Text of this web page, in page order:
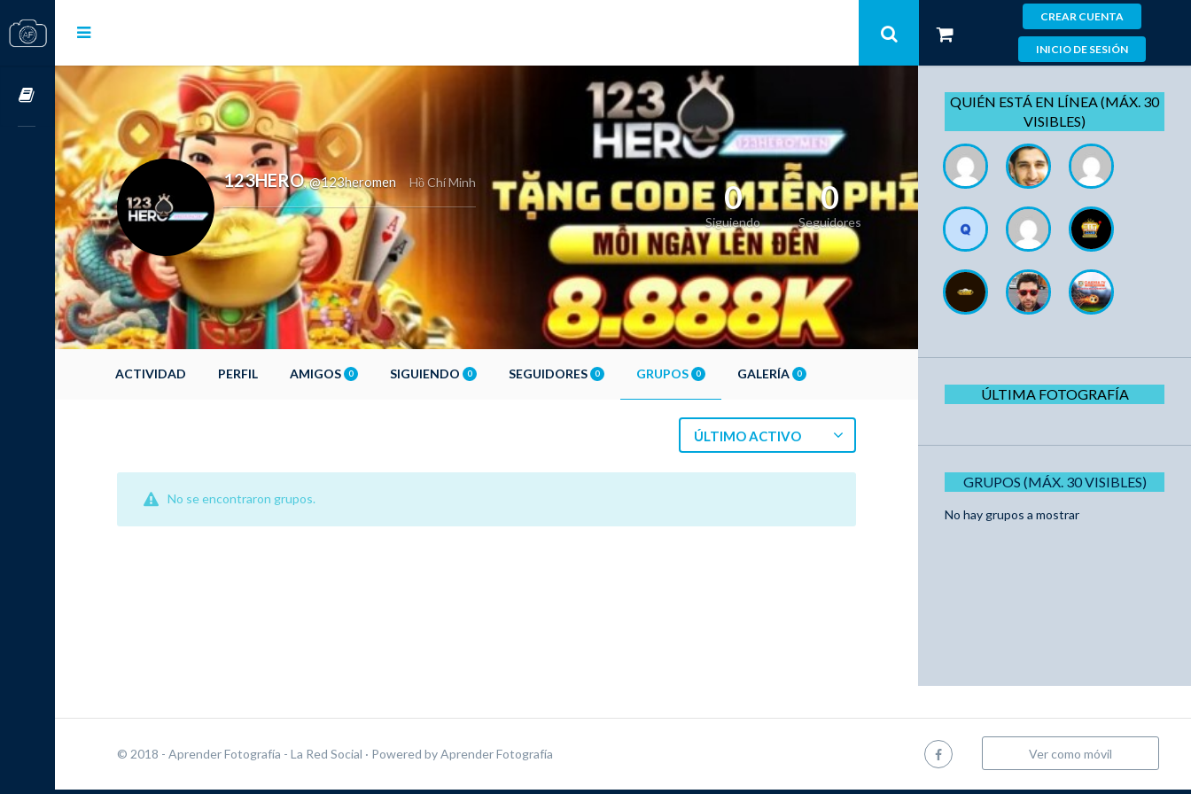
CREAR CUENTA
INICIO DE SESIÓN
Cursos OnLine
123HERO,@123heromen Hồ Chí Minh 0
Siguiendo
0
Seguidores
ACTIVIDAD PERFIL AMIGOS 0 SIGUIENDO 0 SEGUIDORES 0 GRUPOS 0 GALERÍA 0
ÚLTIMO ACTIVO
No se encontraron grupos.
QUIÉN ESTÁ EN LÍNEA (MÁX. 30
VISIBLES)
ÚLTIMA FOTOGRAFÍA
GRUPOS (MÁX. 30 VISIBLES)
No hay grupos a mostrar
© 2018 - Aprender Fotografía - La Red Social · Powered byAprender Fotografía